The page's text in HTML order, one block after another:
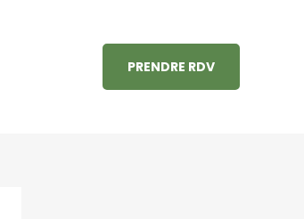
PRENDRE RDV